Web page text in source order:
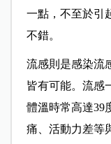
一點，不至於引
不錯。
流感則是感染流
皆有可能。流感
體溫時常高達39
痛、 活動力差等